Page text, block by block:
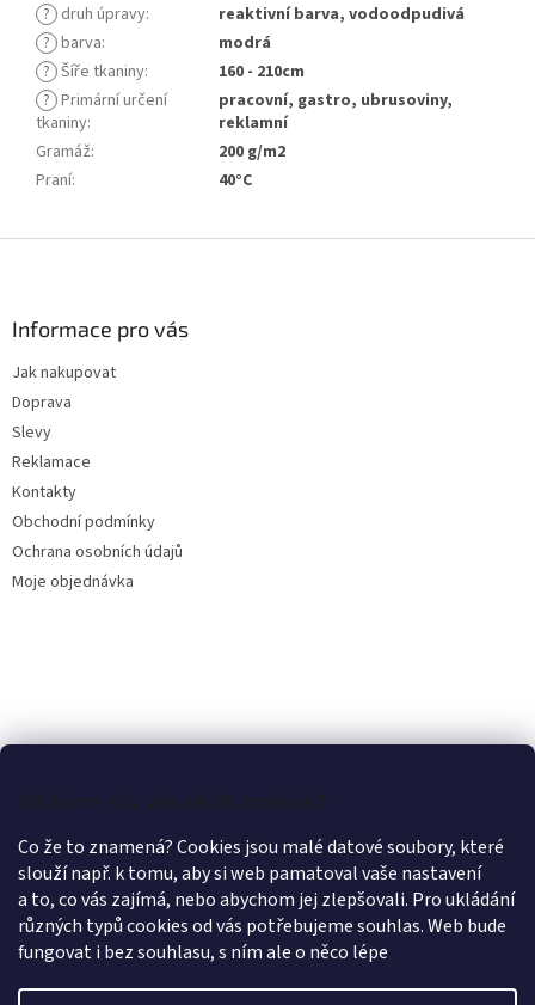
Můžeme si u vás uložit cookies?
Co že to znamená? Cookies jsou malé datové soubory, které
slouží např. k tomu, aby si web pamatoval vaše nastavení
a to, co vás zajímá, nebo abychom jej zlepšovali. Pro ukládání
různých typů cookies od vás potřebujeme souhlas. Web bude
fungovat i bez souhlasu, s ním ale o něco lépe
? druh úpravy:
reaktivní barva, vodoodpudivá
? barva:
modrá
? Šíře tkaniny:
160 - 210cm
? Primární určení
tkaniny:
pracovní, gastro, ubrusoviny,
reklamní
Gramáž:
200 g/m2
Praní: 40°C
Informace pro vás
Jak nakupovat
Doprava
Slevy
Reklamace
Kontakty
Obchodní podmínky
Ochrana osobních údajů
Moje objednávka